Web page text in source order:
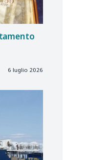
6 luglio 2026